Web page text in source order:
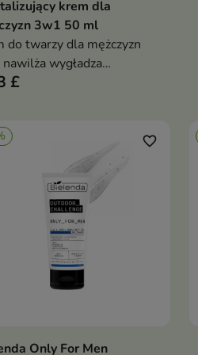
krem dla
3w1 50 ml
do twarzy dla mężczyzn
wygładza
94 procent natury
szybkie wchłanianie
£
favorite_border
Only For Men